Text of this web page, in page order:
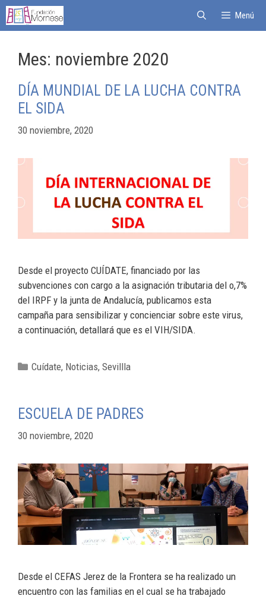
Menú
Mes: noviembre 2020
DÍA MUNDIAL DE LA LUCHA CONTRA
EL SIDA
30 noviembre, 2020
Desde el proyecto CUÍDATE, financiado por las
subvenciones con cargo a la asignación tributaria del o,7%
del IRPF y la junta de Andalucía, publicamos esta
campaña para sensibilizar y concienciar sobre este virus,
a continuación, detallará que es el VIH/SIDA.
Cuídate, Noticias,Sevillla
ESCUELA DE PADRES
30 noviembre, 2020
Desde el CEFAS Jerez de la Frontera se ha realizado un
encuentro con las familias en el cual se ha trabajado